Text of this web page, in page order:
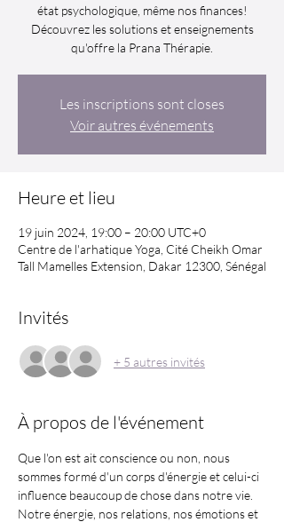
état psychologique, même nos finances!
Découvrez les solutions et enseignements
qu'offre la Prana Thérapie.
Les inscriptions sont closes
Voir autres événements
Heure et lieu
19 juin 2024, 19:00 – 20:00 UTC+0
Centre de l'arhatique Yoga, Cité Cheikh Omar
Tall Mamelles Extension, Dakar 12300, Sénégal
Invités
+ 5 autres invités
À propos de l'événement
Que l'on est ait conscience ou non, nous
sommes formé d'un corps d'énergie et celui-ci
influence beaucoup de chose dans notre vie.
Notre énergie, nos relations, nos émotions et